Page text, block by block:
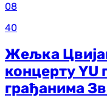
08
40
Жељка
концерту YU
грађанима